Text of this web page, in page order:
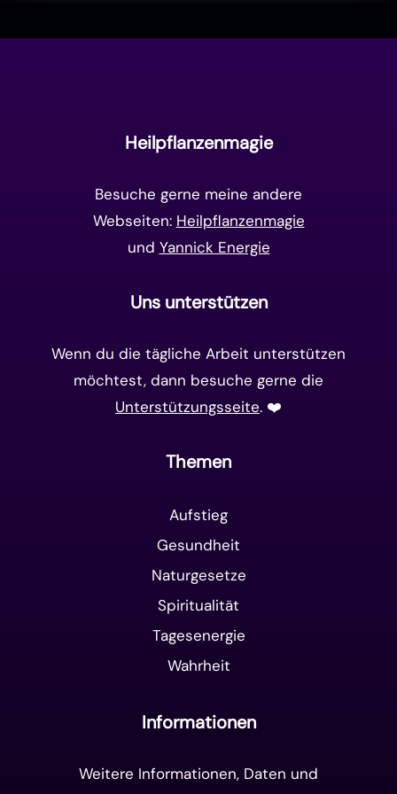
Heilpflanzenmagie
Besuche gerne meine andere
Webseiten: Heilpflanzenmagie
und Yannick Energie
Uns unterstützen
Wenn du die tägliche Arbeit unterstützen
möchtest, dann besuche gerne die
Unterstützungsseite. ❤️️
Themen
Aufstieg
Gesundheit
Naturgesetze
Spiritualität
Tagesenergie
Wahrheit
Informationen
Weitere Informationen, Daten und